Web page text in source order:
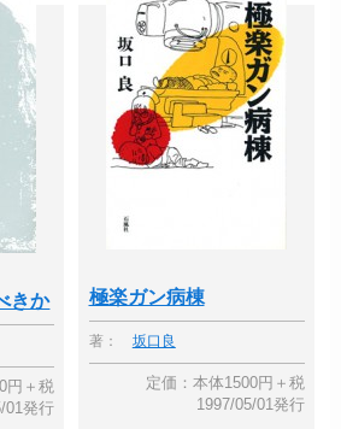
きか
円＋税
01発行
極楽ガン病棟
著： 坂口良
定価：本体1500円＋税
1997/05/01発行